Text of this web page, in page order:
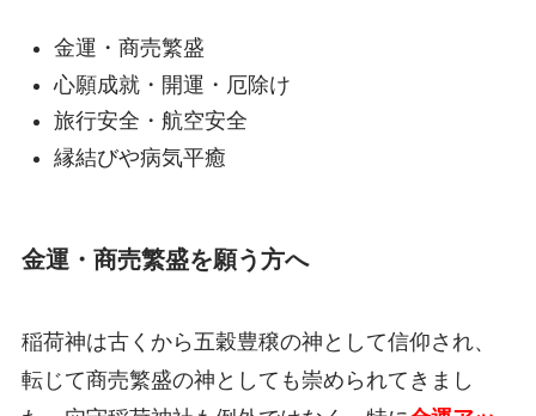
金運・商売繁盛
心願成就・開運・厄除け
旅行安全・航空安全
縁結びや病気平癒
金運・商売繁盛を願う方へ
稲荷神は古くから五穀豊穣の神として信仰され、
転じて商売繁盛の神としても崇められてきまし